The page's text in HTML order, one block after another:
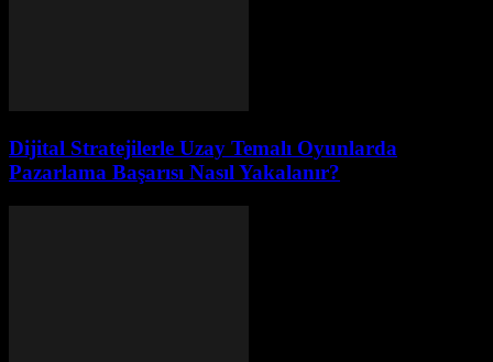
Dijital Stratejilerle Uzay Temalı Oyunlarda
Pazarlama Başarısı Nasıl Yakalanır?